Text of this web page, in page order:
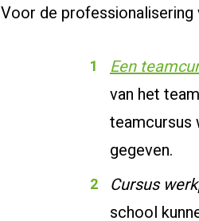
Voor de
Een
van het
teamcursus
gegeven.
Cursus
school